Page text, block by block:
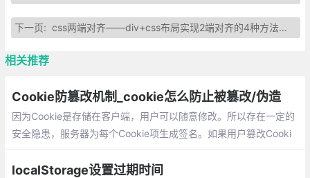
下一页:css两端对齐——div+css布局实现2端对齐的4种方法总结
相关推荐
Cookie防篡改机制_cookie怎么防止被篡改/伪造
因为Cookie是存储在客户端，用户可以随意修改。所以存在一定的
安全隐患，服务器为每个Cookie项生成签名。如果用户篡改Cooki
localStorage设置过期时间